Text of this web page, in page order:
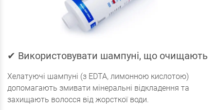
✔ Використовувати шампуні, що очищають
Хелатуючі шампуні (з EDTA, лимонною кислотою)
допомагають змивати мінеральні відкладення та
захищають волосся від жорсткої води.